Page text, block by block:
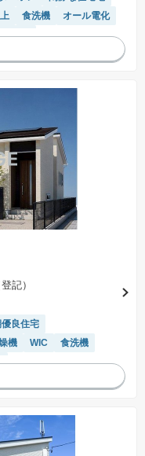
食洗機
オール電化
便座
記）
良住宅
機 WIC
食洗機